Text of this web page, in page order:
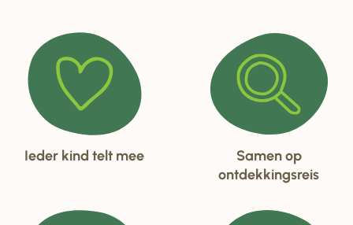
Ieder kind telt mee
Samen op
ontdekkingsreis